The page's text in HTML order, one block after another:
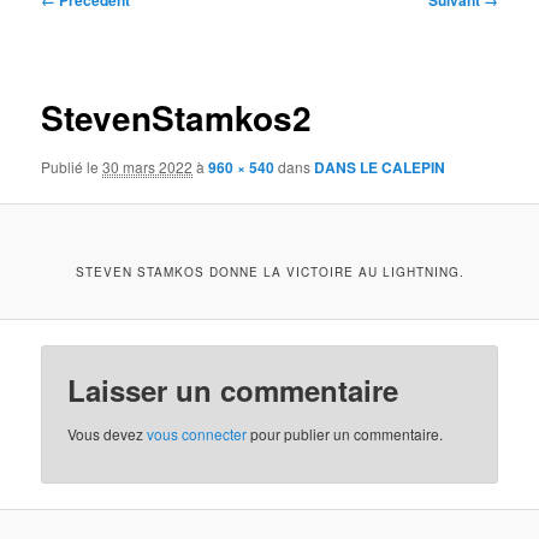
StevenStamkos2
Publié le30 mars 2022 à960 × 540dans DANS LE CALEPIN
STEVEN STAMKOS DONNE LA VICTOIRE AU LIGHTNING.
Laisser un commentaire
Vous devezvous connecterpour publier un commentaire.